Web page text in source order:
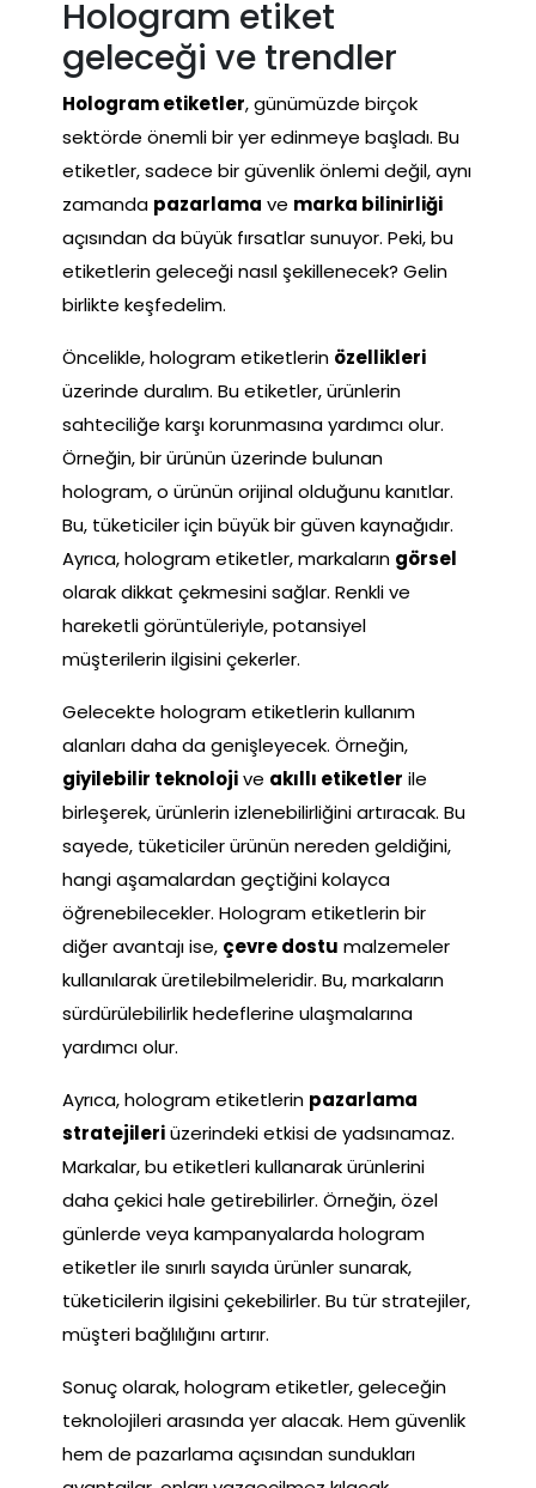
Hologram etiket
geleceği ve trendler
Hologram etiketler, günümüzde birçok
sektörde önemli bir yer edinmeye başladı. Bu
etiketler, sadece bir güvenlik önlemi değil, aynı
zamanda pazarlama ve marka bilinirliği
açısından da büyük fırsatlar sunuyor. Peki, bu
etiketlerin geleceği nasıl şekillenecek? Gelin
birlikte keşfedelim.
Öncelikle, hologram etiketlerin özellikleri
üzerinde duralım. Bu etiketler, ürünlerin
sahteciliğe karşı korunmasına yardımcı olur.
Örneğin, bir ürünün üzerinde bulunan
hologram, o ürünün orijinal olduğunu kanıtlar.
Bu, tüketiciler için büyük bir güven kaynağıdır.
Ayrıca, hologram etiketler, markaların görsel
olarak dikkat çekmesini sağlar. Renkli ve
hareketli görüntüleriyle, potansiyel
müşterilerin ilgisini çekerler.
Gelecekte hologram etiketlerin kullanım
alanları daha da genişleyecek. Örneğin,
giyilebilir teknolojive akıllı etiketler ile
birleşerek, ürünlerin izlenebilirliğini artıracak. Bu
sayede, tüketiciler ürünün nereden geldiğini,
hangi aşamalardan geçtiğini kolayca
öğrenebilecekler. Hologram etiketlerin bir
diğer avantajı ise, çevre dostu malzemeler
kullanılarak üretilebilmeleridir. Bu, markaların
sürdürülebilirlik hedeflerine ulaşmalarına
yardımcı olur.
Ayrıca, hologram etiketlerin pazarlama
stratejileriüzerindeki etkisi de yadsınamaz.
Markalar, bu etiketleri kullanarak ürünlerini
daha çekici hale getirebilirler. Örneğin, özel
günlerde veya kampanyalarda hologram
etiketler ile sınırlı sayıda ürünler sunarak,
tüketicilerin ilgisini çekebilirler. Bu tür stratejiler,
müşteri bağlılığını artırır.
Sonuç olarak, hologram etiketler, geleceğin
teknolojileri arasında yer alacak. Hem güvenlik
hem de pazarlama açısından sundukları